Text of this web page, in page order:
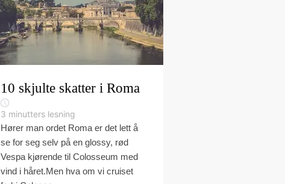
10 skjulte skatter i Roma
3 minutters lesning
Hører man ordet Roma er det lett å
se for seg selv på en glossy, rød
Vespa kjørende til Colosseum med
vind i håret.Men hva om vi cruiset